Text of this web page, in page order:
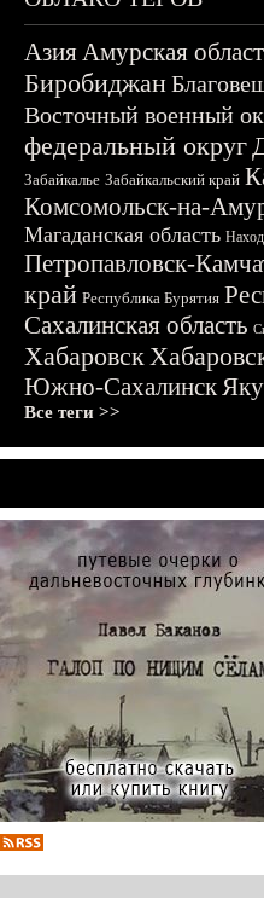
АзияАмурская
Биробиджан
Восточный военный
федеральный округ
Забайкалье Забайкальский край
Комсомольск-на-
Магаданская область
Петропавловск-
край Республика Бурятия
Сахалинская область
Хабаровск
Южно-Сахалинск
Все теги >>